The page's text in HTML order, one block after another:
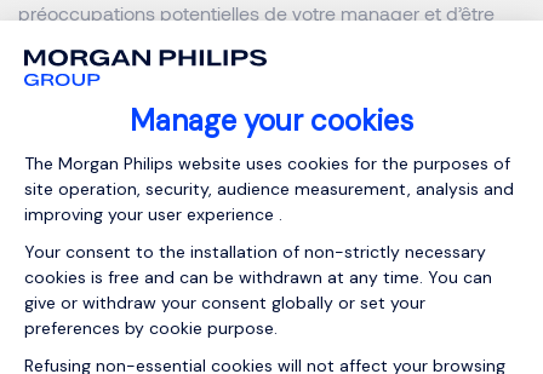
préoccupations potentielles de votre manager et d’être
pourquoi vous estimez qu’une augmentation est justifiée,
mettez en avant l’impact positif de votre travail sur
l’entreprise. Si la discussion s’oriente vers des contraintes
budgétaires ou des préoccupations liées au timing,
demandez quels objectifs ou étapes vous pourriez
atteindre pour être pris en compte lors d’une future
augmentation. Garder la conversation professionnelle et
axée sur des solutions démontrera votre engagement
envers votre propre évolution ainsi que le succès de
l’entreprise.